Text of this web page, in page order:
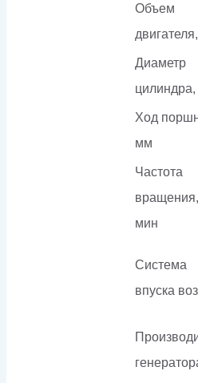
Объем
Диаметр
Ход
мм
Частота
мин
Система
впуска